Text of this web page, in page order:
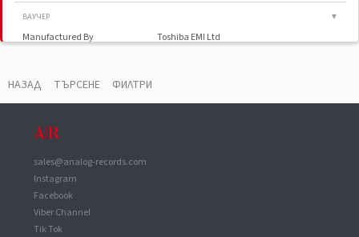
ВАУЧЕР ▼
Manufactured By
Toshiba EMI Ltd
Manufactured By
НАЗАД ТЪРСЕНЕ ФИЛТРИ
sales@analog-records.com
Instagram
Facebook
Viber Channel
Tik Tok